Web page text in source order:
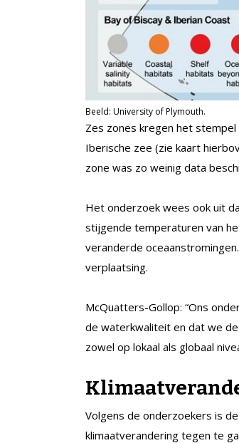
Beeld: University of Plymouth.
Zes zones kregen het stempel
Iberische zee (zie kaart
zone was zo weinig data
Het onderzoek wees ook uit
stijgende temperaturen van
veranderde
verplaatsing.
McQuatters-Gollop: “Ons
de waterkwaliteit en dat we
zowel op lokaal als globaal
Volgens de onderzoekers is
klimaatverandering tegen te